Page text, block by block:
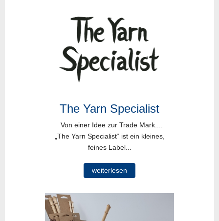
The Yarn Specialist
Von einer Idee zur Trade Mark....
„The Yarn Specialist“ ist ein kleines,
feines Label...
weiterlesen